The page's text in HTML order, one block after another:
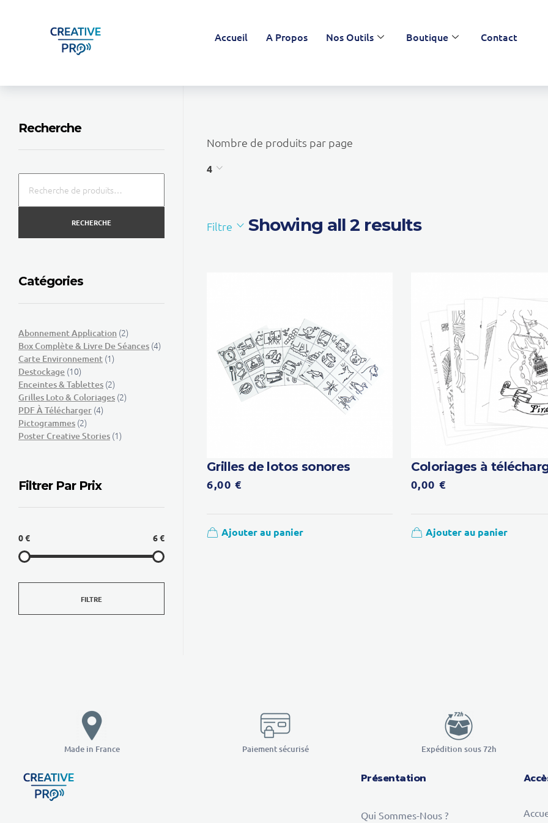
Accueil A Propos Nos Outils Boutique Contact
Nombre de produits par page
4
Filtre Showing all 2 results
Grilles de lotos sonores
6,00 €
Ajouter au panier
Coloriages à
0,00 €
Ajouter au panier
Recherche
RECHERCHE
Catégories
Abonnement Application (2)
Box Complète & Livre De Séances (4)
Carte Environnement (1)
Destockage (10)
Enceintes & Tablettes (2)
Grilles Loto & Coloriages (2)
PDF À Télécharger (4)
Pictogrammes (2)
Poster Creative Stories (1)
Filtrer Par Prix
0 € 6 €
FILTRE
Made in France Paiement sécurisé Expédition sous 72h
Présentation
Qui Sommes-Nous ?